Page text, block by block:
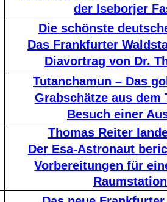
der Iseborjer
Die schönste
Das Frankfurter
Diavortrag von Dr.
Tutanchamun – Das
Grabschätze aus dem
Besuch einer
Thomas Reiter
Der Esa-Astronaut
Vorbereitungen für